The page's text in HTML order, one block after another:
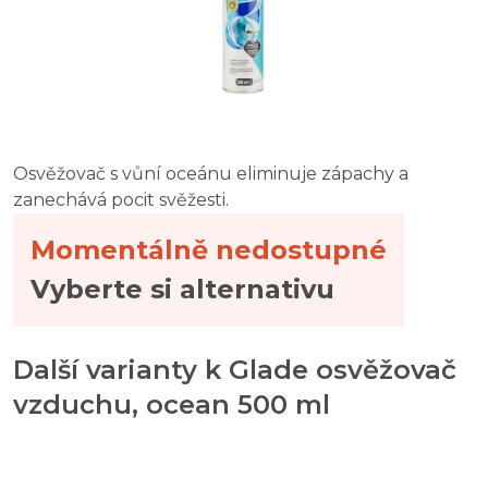
Osvěžovač s vůní oceánu eliminuje zápachy a
zanechává pocit svěžesti.
Momentálně nedostupné
Vyberte si alternativu
Další varianty k Glade osvěžovač
vzduchu, ocean 500 ml